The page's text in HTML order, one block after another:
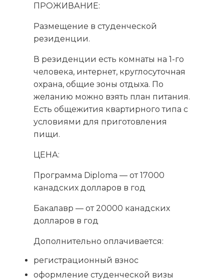
ПРОЖИВАНИЕ:
Размещение в студенческой
резиденции.
В резиденции есть комнаты на 1-го
человека, интернет, круглосуточная
охрана, общие зоны отдыха. По
желанию можно взять план питания.
Есть общежития квартирного типа с
условиями для приготовления
пищи.
ЦЕНА:
Программа Diploma — от 17000
канадских долларов в год
Бакалавр — от 20000 канадских
долларов в год
Дополнительно оплачивается:
регистрационный взнос
оформление студенческой визы